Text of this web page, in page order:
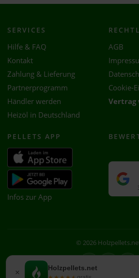
× Holzpellets.net
SERVICES
Hilfe & FAQ
Kontakt
Zahlung & Lieferung
Partnerprogramm
Händler werden
Heizöl in Deutschland
AGB
Cookie-
Vertrag
PELLETS APP
Infos zur App
© 2026
Facebook